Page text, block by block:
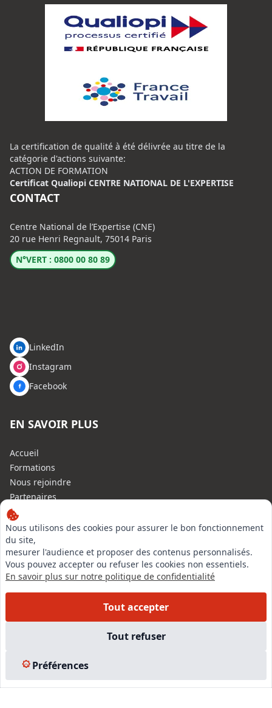
Nous utilisons des cookies pour assurer le bon fonctionnement
du site,
mesurer l'audience et proposer des contenus personnalisés.
Vous pouvez accepter ou refuser les cookies non essentiels.
En savoir plus sur notre politique de confidentialité
Tout accepter
Tout refuser
Préférences
La certification de qualité à été délivrée au titre de la
catégorie d'actions suivante:
ACTION DE FORMATION
Certificat Qualiopi CENTRE NATIONAL DE L'EXPERTISE
CONTACT
Centre National de l’Expertise (CNE)
20 rue Henri Regnault, 75014 Paris
N°VERT : 0800 00 80 89
LinkedIn
Instagram
Facebook
EN SAVOIR PLUS
Accueil
Formations
Nous rejoindre
Partenaires
Autres missions
Le C.N.E.
Membre IVSC
Logiciel
L’Expert
Tarifs
Experts Immobiliers par régions
Plan du site
© 2026 l-expertise CNE - Centre National de l’Expertise. Tous